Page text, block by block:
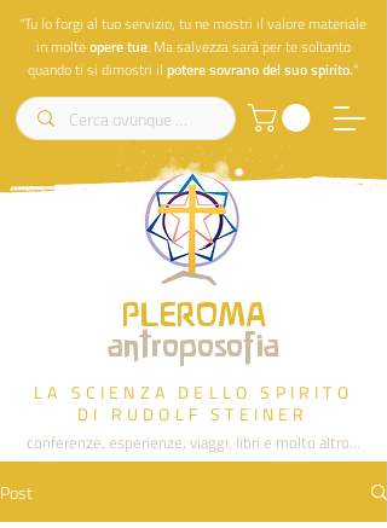
"Tu lo forgi al tuo servizio, tu ne mostri il valore materiale
in molteoperetue. Ma salvezza sarà per te soltanto
quando ti si dimostri il potere sovrano del suo spirito."
PLEROMA
antroposofia
LA SCIENZA DELLO SPIRITO
DI RUDOLF STEINER
conferenze, esperienze, viaggi, libri e molto altro...
Post